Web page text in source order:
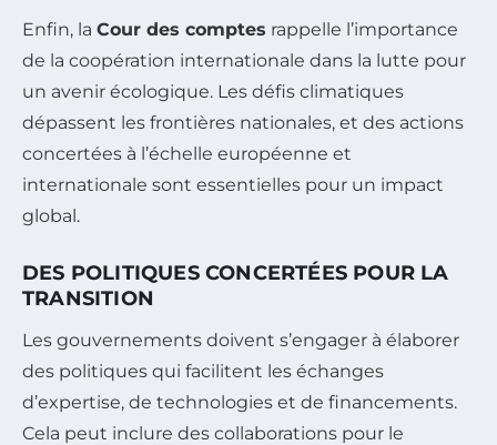
Enfin, la Cour des comptes rappelle l’importance
de la coopération internationale dans la lutte pour
un avenir écologique. Les défis climatiques
dépassent les frontières nationales, et des actions
concertées à l’échelle européenne et
internationale sont essentielles pour un impact
global.
DES POLITIQUES CONCERTÉES POUR LA
TRANSITION
Les gouvernements doivent s’engager à élaborer
des politiques qui facilitent les échanges
d’expertise, de technologies et de financements.
Cela peut inclure des collaborations pour le